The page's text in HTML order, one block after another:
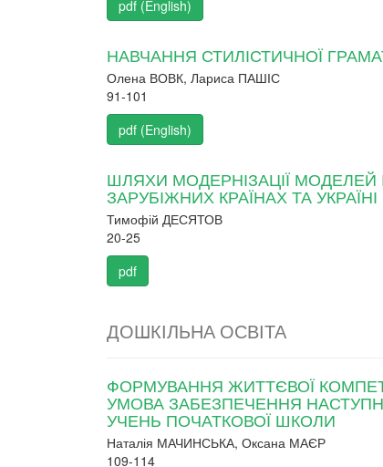
pdf (English)
НАВЧАННЯ СТИЛІСТИЧНОЇ
Олена ВОВК, Лариса ПАШІС
91-101
pdf (English)
ШЛЯХИ МОДЕРНІЗАЦІЇ
ЗАРУБІЖНИХ КРАЇНАХ ТА УКРАЇНІ
Тимофій ДЕСЯТОВ
20-25
pdf
ДОШКІЛЬНА ОСВІТА
ФОРМУВАННЯ ЖИТТЄВОЇ
УМОВА ЗАБЕЗПЕЧЕННЯ
УЧЕНЬ ПОЧАТКОВОЇ ШКОЛИ
Наталія МАЧИНСЬКА, Оксана МАЄР
109-114